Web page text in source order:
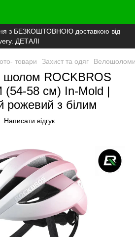
з БЕЗКОШТОВНОЮ доставкою від
ДЕТАЛІ
товари Захист та одяг
шолом ROCKBROS
(54-58 см) In-Mold |
рожевий з білим
Написати відгук